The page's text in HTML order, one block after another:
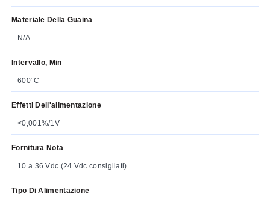
Materiale Della Guaina
N/A
Intervallo, Min
600°C
Effetti Dell'alimentazione
<0,001%/1V
Fornitura Nota
10 a 36 Vdc (24 Vdc consigliati)
Tipo Di Alimentazione